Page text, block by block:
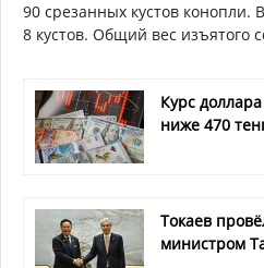
90 срезанных кустов
8 кустов. Общий вес изъятого
Курс
ниже 470
Токаев
министром